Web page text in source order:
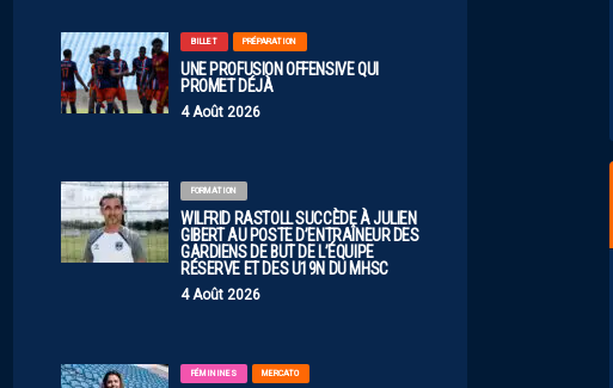
BILLET PRÉPARATION
UNE PROFUSION OFFENSIVE QUI
PROMET DÉJÀ
4 Août 2026
FORMATION
WILFRID RASTOLL SUCCÈDE À JULIEN
GIBERT AU POSTE D’ENTRAÎNEUR DES
GARDIENS DE BUT DE L’ÉQUIPE
RÉSERVE ET DES U19N DU MHSC
4 Août 2026
FÉMININES MERCATO